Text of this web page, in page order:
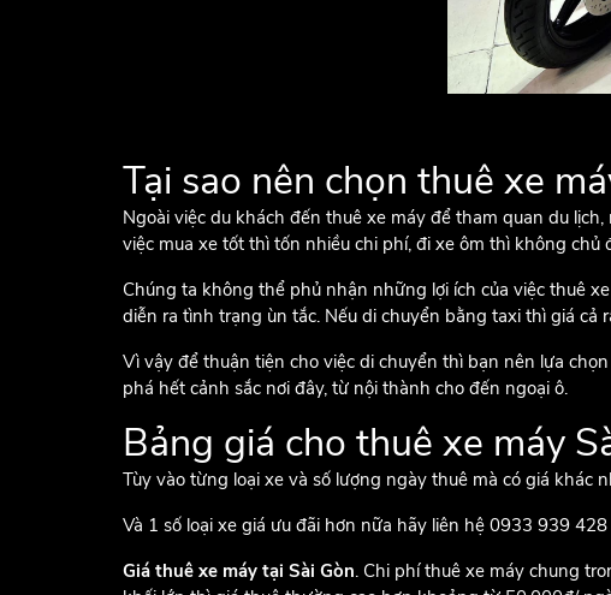
Tại sao nên chọn thuê xe
Ngoài việc du khách đến thuê xe máy để tham quan du
việc mua xe tốt thì tốn nhiều chi phí, đi xe ôm thì không chủ
Chúng ta không thể phủ nhận những lợi ích của việc thuê
diễn ra tình trạng ùn tắc. Nếu di chuyển bằng taxi thì giá
Vì vậy để thuận tiện cho việc di chuyển thì bạn nên lựa
phá hết cảnh sắc nơi đây, từ nội thành cho đến ngoại ô.
Bảng giá cho thuê xe máy
Tùy vào từng loại xe và số lượng ngày thuê mà có giá khác
Và 1 số loại xe giá ưu đãi hơn nữa hãy liên hệ 0933 939
Giá thuê xe máy tại Sài Gòn. Chi phí thuê xe máy chung